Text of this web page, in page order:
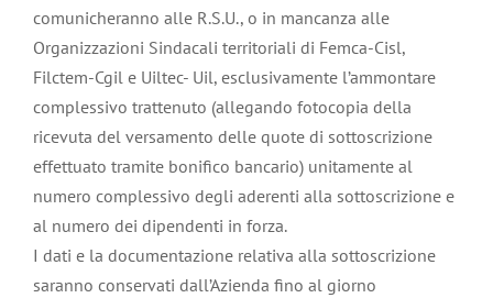
comunicheranno alle R.S.U., o in mancanza alle
Organizzazioni Sindacali territoriali di Femca-Cisl,
Filctem-Cgil e Uiltec- Uil, esclusivamente l’ammontare
complessivo trattenuto (allegando fotocopia della
ricevuta del versamento delle quote di sottoscrizione
effettuato tramite bonifico bancario) unitamente al
numero complessivo degli aderenti alla sottoscrizione e
al numero dei dipendenti in forza.
I dati e la documentazione relativa alla sottoscrizione
saranno conservati dall’Azienda fino al giorno